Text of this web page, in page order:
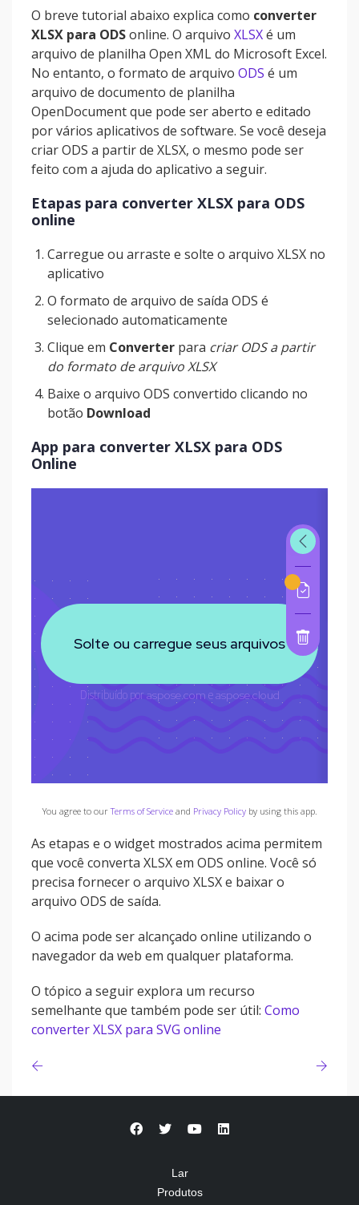
O breve tutorial abaixo explica como converter
XLSX para ODSonline. O arquivo XLSXé um
arquivo de planilha Open XML do Microsoft Excel.
No entanto, o formato de arquivo ODS é um
arquivo de documento de planilha
OpenDocument que pode ser aberto e editado
por vários aplicativos de software. Se você deseja
criar ODS a partir de XLSX, o mesmo pode ser
feito com a ajuda do aplicativo a seguir.
Etapas para converter XLSX para ODS
online
Carregue ou arraste e solte o arquivo XLSX no
aplicativo
O formato de arquivo de saída ODS é
selecionado automaticamente
Clique em Converter para criar ODS a partir
do formato de arquivo XLSX
Baixe o arquivo ODS convertido clicando no
botão Download
App para converter XLSX para ODS
Online
You agree to ourTerms of Serviceand Privacy Policyby using this app.
As etapas e o widget mostrados acima permitem
que você converta XLSX em ODS online. Você só
precisa fornecer o arquivo XLSX e baixar o
arquivo ODS de saída.
O acima pode ser alcançado online utilizando o
navegador da web em qualquer plataforma.
O tópico a seguir explora um recurso
semelhante que também pode ser útil: Como
converter XLSX para SVG online
Lar
Produtos